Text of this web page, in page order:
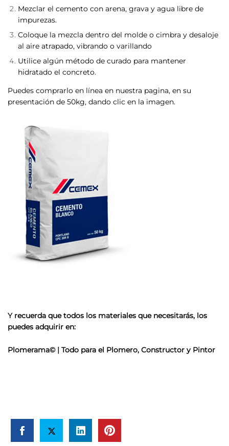
Mezclar el cemento con arena, grava y agua libre de
impurezas.
Coloque la mezcla dentro del molde o cimbra y desaloje
al aire atrapado, vibrando o varillando
Utilice algún método de curado para mantener
hidratado el concreto.
Puedes comprarlo en línea en nuestra pagina, en su
presentación de 50kg, dando clic en la imagen.
Y recuerda que todos los materiales que necesitarás, los
puedes adquirir en:
Plomerama© | Todo para el Plomero, Constructor y Pintor